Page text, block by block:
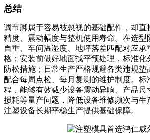
总结
调节脚属于容易被忽视的基础配件，却直
精度、震动幅度与整机使用寿命。在选型
自重、车间温湿度、地坪落差匹配对应承
格；安装前做好地面找平预处理，标准化
防松措施；日常生产严格规避各类违规垫
配合每周点检、每月复测的维护制度。标
程，能够有效减少设备震动异响、产品尺
损耗等量产问题，降低设备维修频次与生
注塑设备长期平稳生产提供基础保障。